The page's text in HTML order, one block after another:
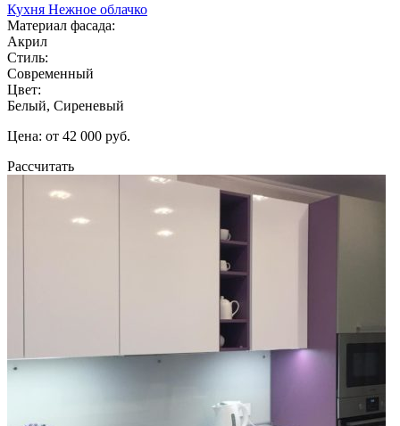
Кухня Нежное облачко
Материал фасада:
Акрил
Стиль:
Современный
Цвет:
Белый, Сиреневый
Цена: от 42 000 руб.
Рассчитать